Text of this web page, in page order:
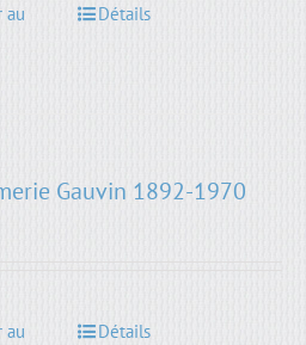
au
Détails
Gauvin 1892-1970
au
Détails